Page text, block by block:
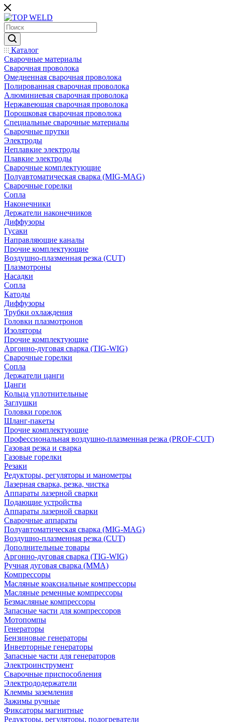
Каталог
Сварочные материалы
Сварочная проволока
Омедненная сварочная проволока
Полированная сварочная проволока
Алюминиевая сварочная проволока
Нержавеющая сварочная проволока
Порошковая сварочная проволока
Специальные сварочные материалы
Сварочные прутки
Электроды
Неплавкие электроды
Плавкие электроды
Сварочные комплектующие
Полуавтоматическая сварка (MIG-MAG)
Сварочные горелки
Сопла
Наконечники
Держатели наконечников
Диффузоры
Гусаки
Направляющие каналы
Прочие комплектующие
Воздушно-плазменная резка (CUT)
Плазмотроны
Насадки
Сопла
Катоды
Диффузоры
Трубки охлаждения
Головки плазмотронов
Изоляторы
Прочие комплектующие
Аргонно-дуговая сварка (TIG-WIG)
Сварочные горелки
Сопла
Держатели цанги
Цанги
Кольца уплотнительные
Заглушки
Головки горелок
Шланг-пакеты
Прочие комплектующие
Профессиональная воздушно-плазменная резка (PROF-CUT)
Газовая резка и сварка
Газовые горелки
Резаки
Редукторы, регуляторы и манометры
Лазерная сварка, резка, чистка
Аппараты лазерной сварки
Подающие устройства
Аппараты лазерной сварки
Сварочные аппараты
Полуавтоматическая сварка (MIG-MAG)
Воздушно-плазменная резка (CUT)
Дополнительные товары
Аргонно-дуговая сварка (TIG-WIG)
Ручная дуговая сварка (MMA)
Компрессоры
Масляные коаксиальные компрессоры
Масляные ременные компрессоры
Безмасляные компрессоры
Запасные части для компрессоров
Мотопомпы
Генераторы
Бензиновые генераторы
Инверторные генераторы
Запасные части для генераторов
Электроинструмент
Сварочные приспособления
Электрододержатели
Клеммы заземления
Зажимы ручные
Фиксаторы магнитные
Редукторы, регуляторы, подогреватели